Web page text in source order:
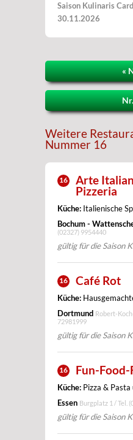
Saison Kulinaris
30.11.2026
«
Weitere
Nummer 16
16
Arte
Pizzeria
Küche: Italienische
Bochum -
(02327) 9954440
gültig für die Saison
16 Café Rot
Küche:
Dortmund Robert-
72981999
gültig für die Saison
16 Fun-
Küche: Pizza & Pasta
Essen Burgplatz 1 / Tel.
gültig für die Saison